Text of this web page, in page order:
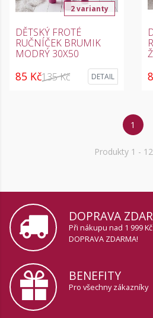
2 varianty
DĚTSKÝ FROTÉ
RUČNÍČEK BRUMIK
MODRÝ 30X50
85 Kč135 Kč DETAIL
1
Produkty 1 -
DOPRAVA
Při nákupu nad 1 999 Kč
DOPRAVA ZDARMA!
BENEFITY
Pro všechny zákazníky